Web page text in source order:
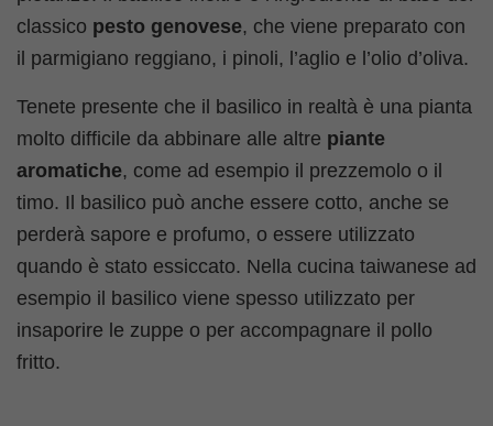
classico pesto genovese, che viene preparato con
il parmigiano reggiano, i pinoli, l’aglio e l’olio d’oliva.
Tenete presente che il basilico in realtà è una pianta
molto difficile da abbinare alle altre piante
aromatiche, come ad esempio il prezzemolo o il
timo. Il basilico può anche essere cotto, anche se
perderà sapore e profumo, o essere utilizzato
quando è stato essiccato. Nella cucina taiwanese ad
esempio il basilico viene spesso utilizzato per
insaporire le zuppe o per accompagnare il pollo
fritto.